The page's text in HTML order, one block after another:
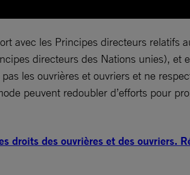
avec les Principes directeurs relatifs
directeurs des Nations unies), et
les ouvrières et ouvriers et ne
peuvent redoubler d’efforts pour
droits des ouvrières et des ouvriers.